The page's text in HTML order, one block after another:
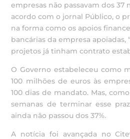
empresas não passavam dos 37
acordo com o jornal Público, o
na forma como os apoios
bancárias da empresa apoiadas,
projetos já tinham contrato
O Governo estabeleceu como
100 milhões de euros às
100 dias de mandato. Mas,
semanas de terminar esse
ainda não passou dos 37%.
A notícia foi avançada no